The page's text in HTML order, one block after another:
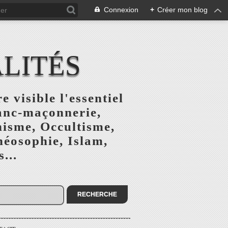
Connexion + Créer mon blog
visible l'essentiel
maçonnerie,
Occultisme,
Islam,